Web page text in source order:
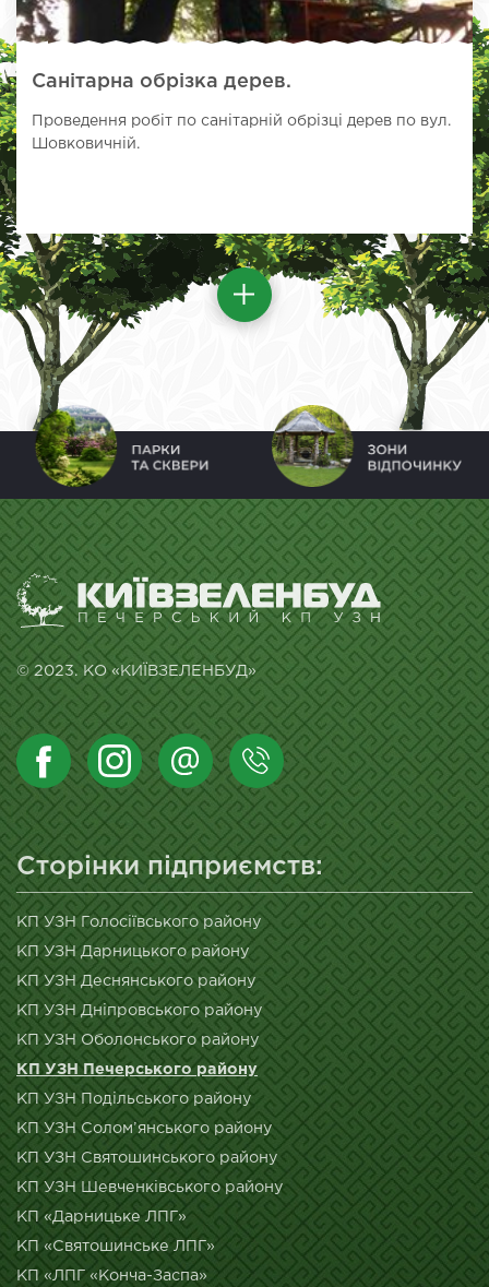
Санітарна обрізка дерев.
Проведення робіт по санітарній обрізці дерев по вул.
Шовковичній.
© 2023. КО «КИЇВЗЕЛЕНБУД»
Сторінки підприємств:
КП УЗН Голосіївського району
КП УЗН Дарницького району
КП УЗН Деснянського району
КП УЗН Дніпровського району
КП УЗН Оболонського району
КП УЗН Печерського району
КП УЗН Подільського району
КП УЗН Солом’янського району
КП УЗН Святошинського району
КП УЗН Шевченківського району
КП «Дарницьке ЛПГ»
КП «Святошинське ЛПГ»
КП «ЛПГ «Конча-Заспа»